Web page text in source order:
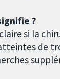
?
si la
de